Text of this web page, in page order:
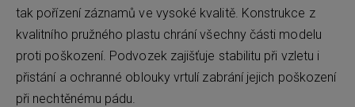
tak pořízení záznamů ve vysoké kvalitě. Konstrukce z
kvalitního pružného plastu chrání všechny části modelu
proti poškození. Podvozek zajišťuje stabilitu při vzletu i
přistání a ochranné oblouky vrtulí zabrání jejich poškození
při nechtěnému pádu.